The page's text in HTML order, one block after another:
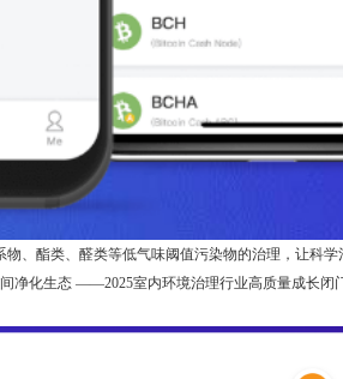
、酯类、醛类等低气味阈值污染物的治理，让科
净化生态 ——2025室内环境治理行业高质量成长闭